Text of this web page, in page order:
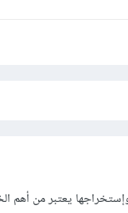
وإستخراجها يعتبر من